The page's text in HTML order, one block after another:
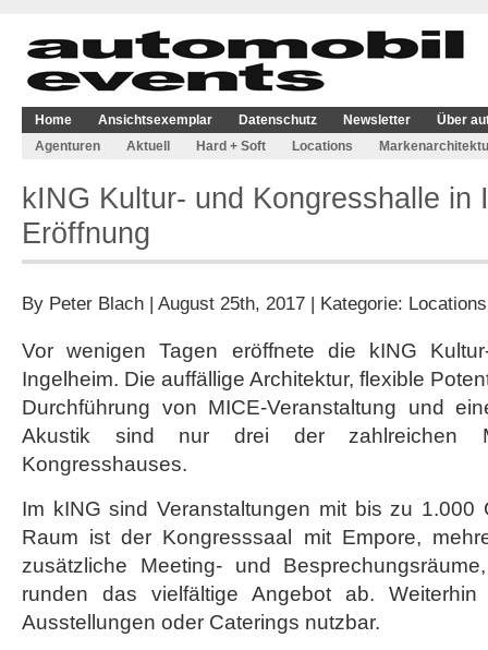
Home Ansichtsexemplar Datenschutz Newsletter
Über
Agenturen
Aktuell Hard + Soft Locations
kING Kultur- und Kongresshalle in
Eröffnung
By Peter Blach | August 25th, 2017 | Kategorie: Locations
Vor wenigen Tagen eröffnete die kING
Ingelheim. Die auffällige Architektur, flexible
Durchführung von MICE-Veranstaltung und
Akustik sind nur drei der zahlreichen
Kongresshauses.
Im kING sind Veranstaltungen mit bis zu 1.000
Raum ist der Kongresssaal mit Empore,
zusätzliche Meeting- und
runden das vielfältige Angebot ab.
Ausstellungen oder Caterings nutzbar.